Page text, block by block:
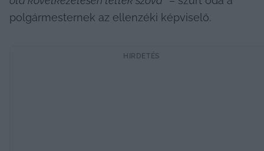
polgármesternek az ellenzéki képviselő.
HIRDETÉS